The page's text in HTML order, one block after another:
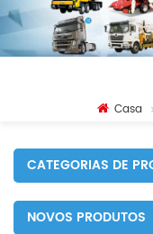
Casa
CATEGORIAS DE
NOVOS PRODUTOS